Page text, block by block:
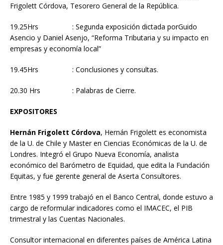
Frigolett Córdova, Tesorero General de la República.
19.25Hrs : Segunda exposición dictada porGuido
Asencio y Daniel Asenjo, “Reforma Tributaria y su impacto en
empresas y economía local”
19.45Hrs : Conclusiones y consultas.
20.30 Hrs : Palabras de Cierre.
EXPOSITORES
Hernán Frigolett Córdova, Hernán Frigolett es economista
de la U. de Chile y Master en Ciencias Económicas de la U. de
Londres. Integró el Grupo Nueva Economía, analista
económico del Barómetro de Equidad, que edita la Fundación
Equitas, y fue gerente general de Aserta Consultores.
Entre 1985 y 1999 trabajó en el Banco Central, donde estuvo a
cargo de reformular indicadores como el IMACEC, el PIB
trimestral y las Cuentas Nacionales.
Consultor internacional en diferentes países de América Latina